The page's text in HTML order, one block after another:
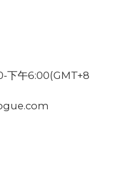
下午6:00(GMT+8